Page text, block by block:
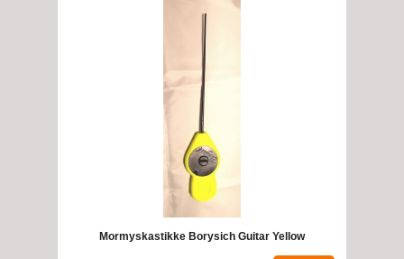
Mormyskastikke Borysich Guitar Yellow